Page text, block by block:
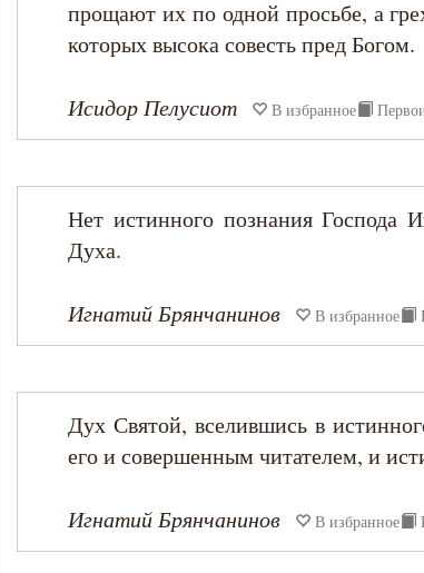
Максим Исповедник
Никита Стифат
Никон Оптинский (Беляев)
Петр Дамаскин
Пимен Великий
прощают их по одной просьбе, а
которых высока совесть пред Богом.
Исидор Пелусиот В избранное
Нет истинного познания Господа
Духа.
Игнатий Брянчанинов В избранное
Дух Святой, вселившись в
его и совершенным читателем, и
Игнатий Брянчанинов В избранное